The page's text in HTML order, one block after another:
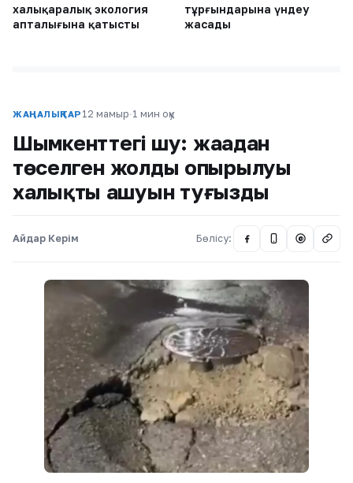
халықаралық экология
апталығына қатысты
тұрғындарына үндеу
жасады
ЖАҢАЛЫҚТАР 12 мамыр·1 мин оқу
Шымкенттегі шу: жаңадан
төселген жолдың опырылуы
халықтың ашуын туғызды
Айдар Керім Бөлісу: @